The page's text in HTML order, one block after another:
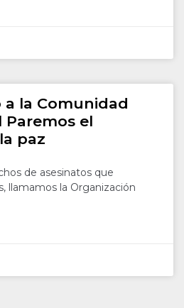
la Comunidad
el
paz
de asesinatos que
llamamos la Organización